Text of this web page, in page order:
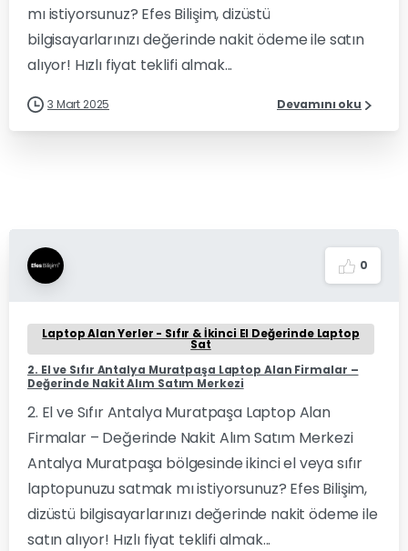
mı istiyorsunuz? Efes Bilişim, dizüstü
bilgisayarlarınızı değerinde nakit ödeme ile satın
alıyor! Hızlı fiyat teklifi almak...
3 Mart 2025 Devamını oku
0
Laptop Alan Yerler - Sıfır & İkinci El Değerinde Laptop
Sat
2. El ve Sıfır Antalya Muratpaşa Laptop Alan Firmalar –
Değerinde Nakit Alım Satım Merkezi
2. El ve Sıfır Antalya Muratpaşa Laptop Alan
Firmalar – Değerinde Nakit Alım Satım Merkezi
Antalya Muratpaşa bölgesinde ikinci el veya sıfır
laptopunuzu satmak mı istiyorsunuz? Efes Bilişim,
dizüstü bilgisayarlarınızı değerinde nakit ödeme ile
satın alıyor! Hızlı fiyat teklifi almak...